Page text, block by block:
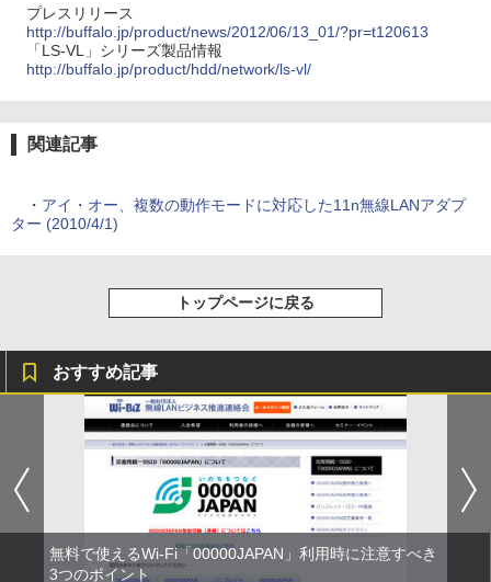
プレスリリース
http://buffalo.jp/product/news/2012/06/13_01/?pr=t120613
「LS-VL」シリーズ製品情報
http://buffalo.jp/product/hdd/network/ls-vl/
関連記事
・ アイ・オー、複数の動作モードに対応した11n無線LANアダプ
ター (2010/4/1)
トップページに戻る
おすすめ記事
無料で使えるWi-Fi「00000JAPAN」利用時に注意すべき
3つのポイント